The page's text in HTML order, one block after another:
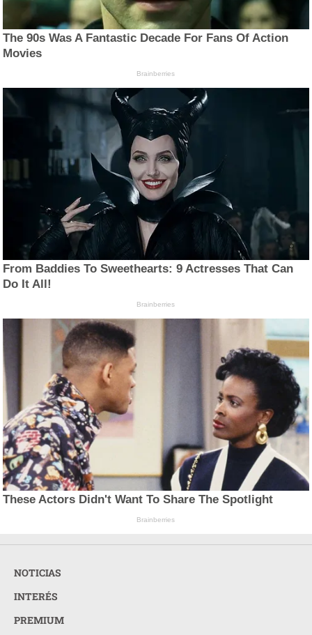
The 90s Was A Fantastic Decade For Fans Of Action
Movies
Brainberries
From Baddies To Sweethearts: 9 Actresses That Can
Do It All!
Brainberries
These Actors Didn't Want To Share The Spotlight
Brainberries
NOTICIAS
INTERÉS
PREMIUM